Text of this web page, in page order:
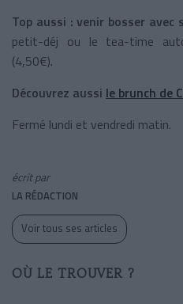
Top aussi : venir bosser avec
petit-déj ou le tea-time
(4,50€).
Découvrez aussi le brunch de
Fermé lundi et vendredi matin.
écrit par
LA RÉDACTION
Voir tous ses articles
OÙ LE TROUVER ?